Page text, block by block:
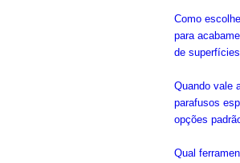
Como
para
de superfícies
Quando vale
parafusos
opções
Qual